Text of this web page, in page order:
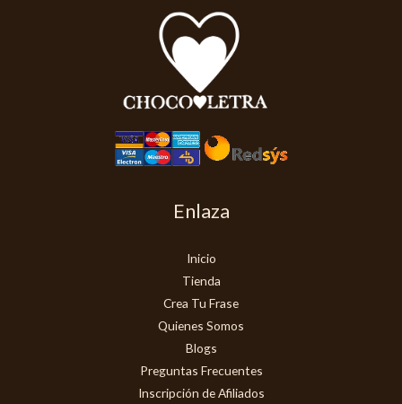
Enlaza
Inicio
Tienda
Crea Tu Frase
Quienes Somos
Blogs
Preguntas Frecuentes
Inscripción de Afiliados